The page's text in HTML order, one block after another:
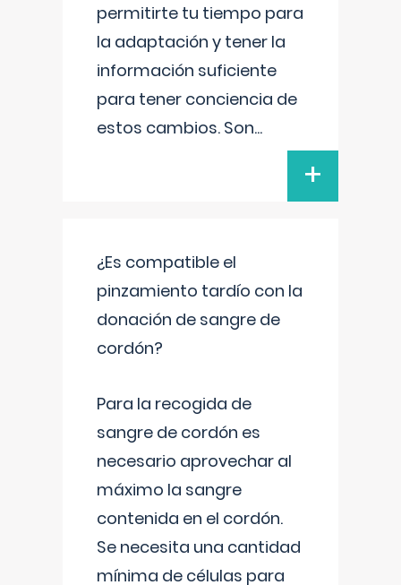
permitirte tu tiempo para
la adaptación y tener la
información suficiente
para tener conciencia de
estos cambios. Son...
+
¿Es compatible el
pinzamiento tardío con la
donación de sangre de
cordón?
Para la recogida de
sangre de cordón es
necesario aprovechar al
máximo la sangre
contenida en el cordón.
Se necesita una cantidad
mínima de células para